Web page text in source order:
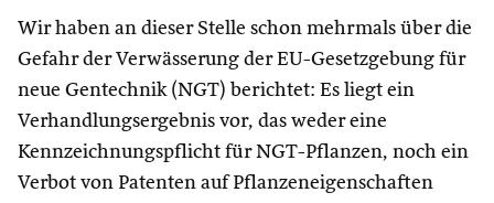
Wir haben an dieser Stelle schon mehrmals über die
Gefahr der Verwässerung der EU-Gesetzgebung für
neue Gentechnik (NGT) berichtet: Es liegt ein
Verhandlungsergebnis vor, das weder eine
Kennzeichnungspflicht für NGT-Pflanzen, noch ein
Verbot von Patenten auf Pflanzeneigenschaften